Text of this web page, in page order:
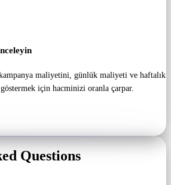
maliyetini, günlük maliyeti ve haftalık
için hacminizi oranla çarpar.
Questions